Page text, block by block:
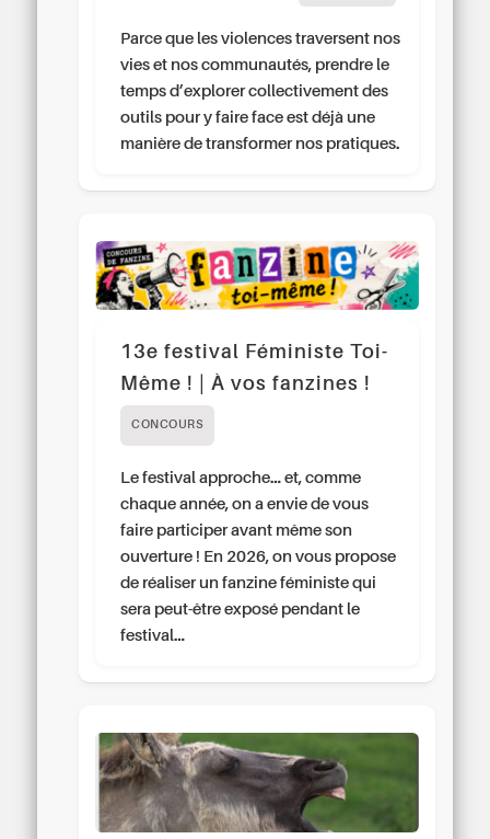
Parce que les violences traversent nos
vies et nos communautés, prendre le
temps d’explorer collectivement des
outils pour y faire face est déjà une
manière de transformer nos pratiques.
13e festival Féministe Toi-
Même ! | À vos fanzines !
CONCOURS
Le festival approche… et, comme
chaque année, on a envie de vous
faire participer avant même son
ouverture ! En 2026, on vous propose
de réaliser un fanzine féministe qui
sera peut-être exposé pendant le
festival…